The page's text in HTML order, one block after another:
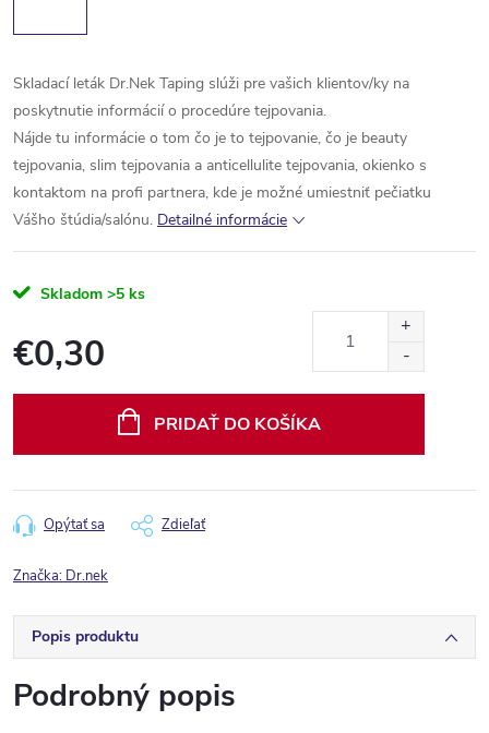
Skladací leták Dr.Nek Taping slúži pre vašich klientov/ky na
poskytnutie informácií o procedúre tejpovania.
Nájde tu informácie o tom čo je to tejpovanie, čo je beauty
tejpovania, slim tejpovania a anticellulite tejpovania, okienko s
kontaktom na profi partnera, kde je možné umiestniť pečiatku
Vášho štúdia/salónu. Detailné informácie
Skladom >5 ks
€0,30
PRIDAŤ DO KOŠÍKA
Opýtať sa Zdieľať
Značka: Dr.nek
Popis produktu
Podrobný popis